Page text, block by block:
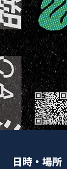
日時・場所